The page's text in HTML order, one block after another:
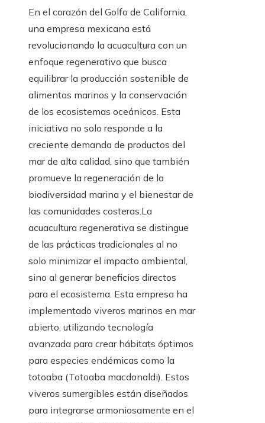
En el corazón del Golfo de California,
una empresa mexicana está
revolucionando la acuacultura con un
enfoque regenerativo que busca
equilibrar la producción sostenible de
alimentos marinos y la conservación
de los ecosistemas oceánicos. Esta
iniciativa no solo responde a la
creciente demanda de productos del
mar de alta calidad, sino que también
promueve la regeneración de la
biodiversidad marina y el bienestar de
las comunidades costeras.La
acuacultura regenerativa se distingue
de las prácticas tradicionales al no
solo minimizar el impacto ambiental,
sino al generar beneficios directos
para el ecosistema. Esta empresa ha
implementado viveros marinos en mar
abierto, utilizando tecnología
avanzada para crear hábitats óptimos
para especies endémicas como la
totoaba (Totoaba macdonaldi). Estos
viveros sumergibles están diseñados
para integrarse armoniosamente en el